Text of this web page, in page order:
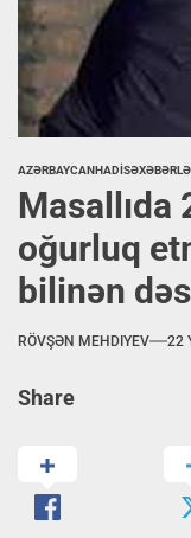
AZƏRBAYCANHADİSƏ
Masallıda
oğurluq
bilinən
RÖVŞƏN MEHDIYEV 22
Share